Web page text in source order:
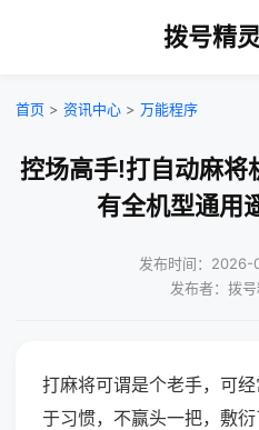
拨号精
首页 > 资讯中心 > 万能程序
控场高手!打自动麻将
有全机型通用
发布时间：2026-
发布者：拨
打麻将可谓是个老手，可
于习惯，不赢头一把，敷衍